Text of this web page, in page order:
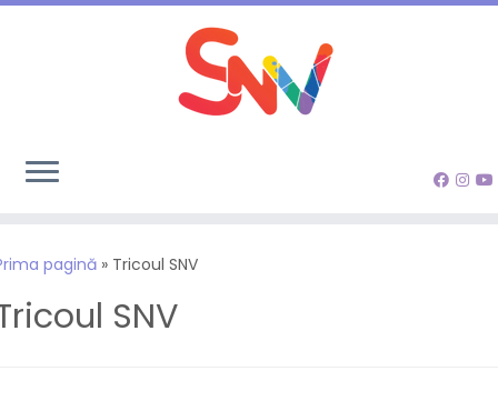
la
pagină » Tricoul SNV
SNV